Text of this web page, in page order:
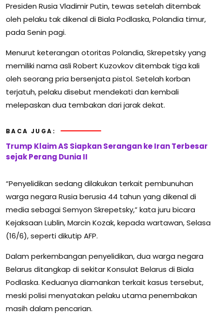
Presiden Rusia Vladimir Putin, tewas setelah ditembak
oleh pelaku tak dikenal di Biala Podlaska, Polandia timur,
pada Senin pagi.
Menurut keterangan otoritas Polandia, Skrepetsky yang
memiliki nama asli Robert Kuzovkov ditembak tiga kali
oleh seorang pria bersenjata pistol. Setelah korban
terjatuh, pelaku disebut mendekati dan kembali
melepaskan dua tembakan dari jarak dekat.
BACA JUGA:
Trump Klaim AS Siapkan Serangan ke Iran Terbesar
sejak Perang Dunia II
“Penyelidikan sedang dilakukan terkait pembunuhan
warga negara Rusia berusia 44 tahun yang dikenal di
media sebagai Semyon Skrepetsky,” kata juru bicara
Kejaksaan Lublin, Marcin Kozak, kepada wartawan, Selasa
(16/6), seperti dikutip AFP.
Dalam perkembangan penyelidikan, dua warga negara
Belarus ditangkap di sekitar Konsulat Belarus di Biala
Podlaska. Keduanya diamankan terkait kasus tersebut,
meski polisi menyatakan pelaku utama penembakan
masih dalam pencarian.